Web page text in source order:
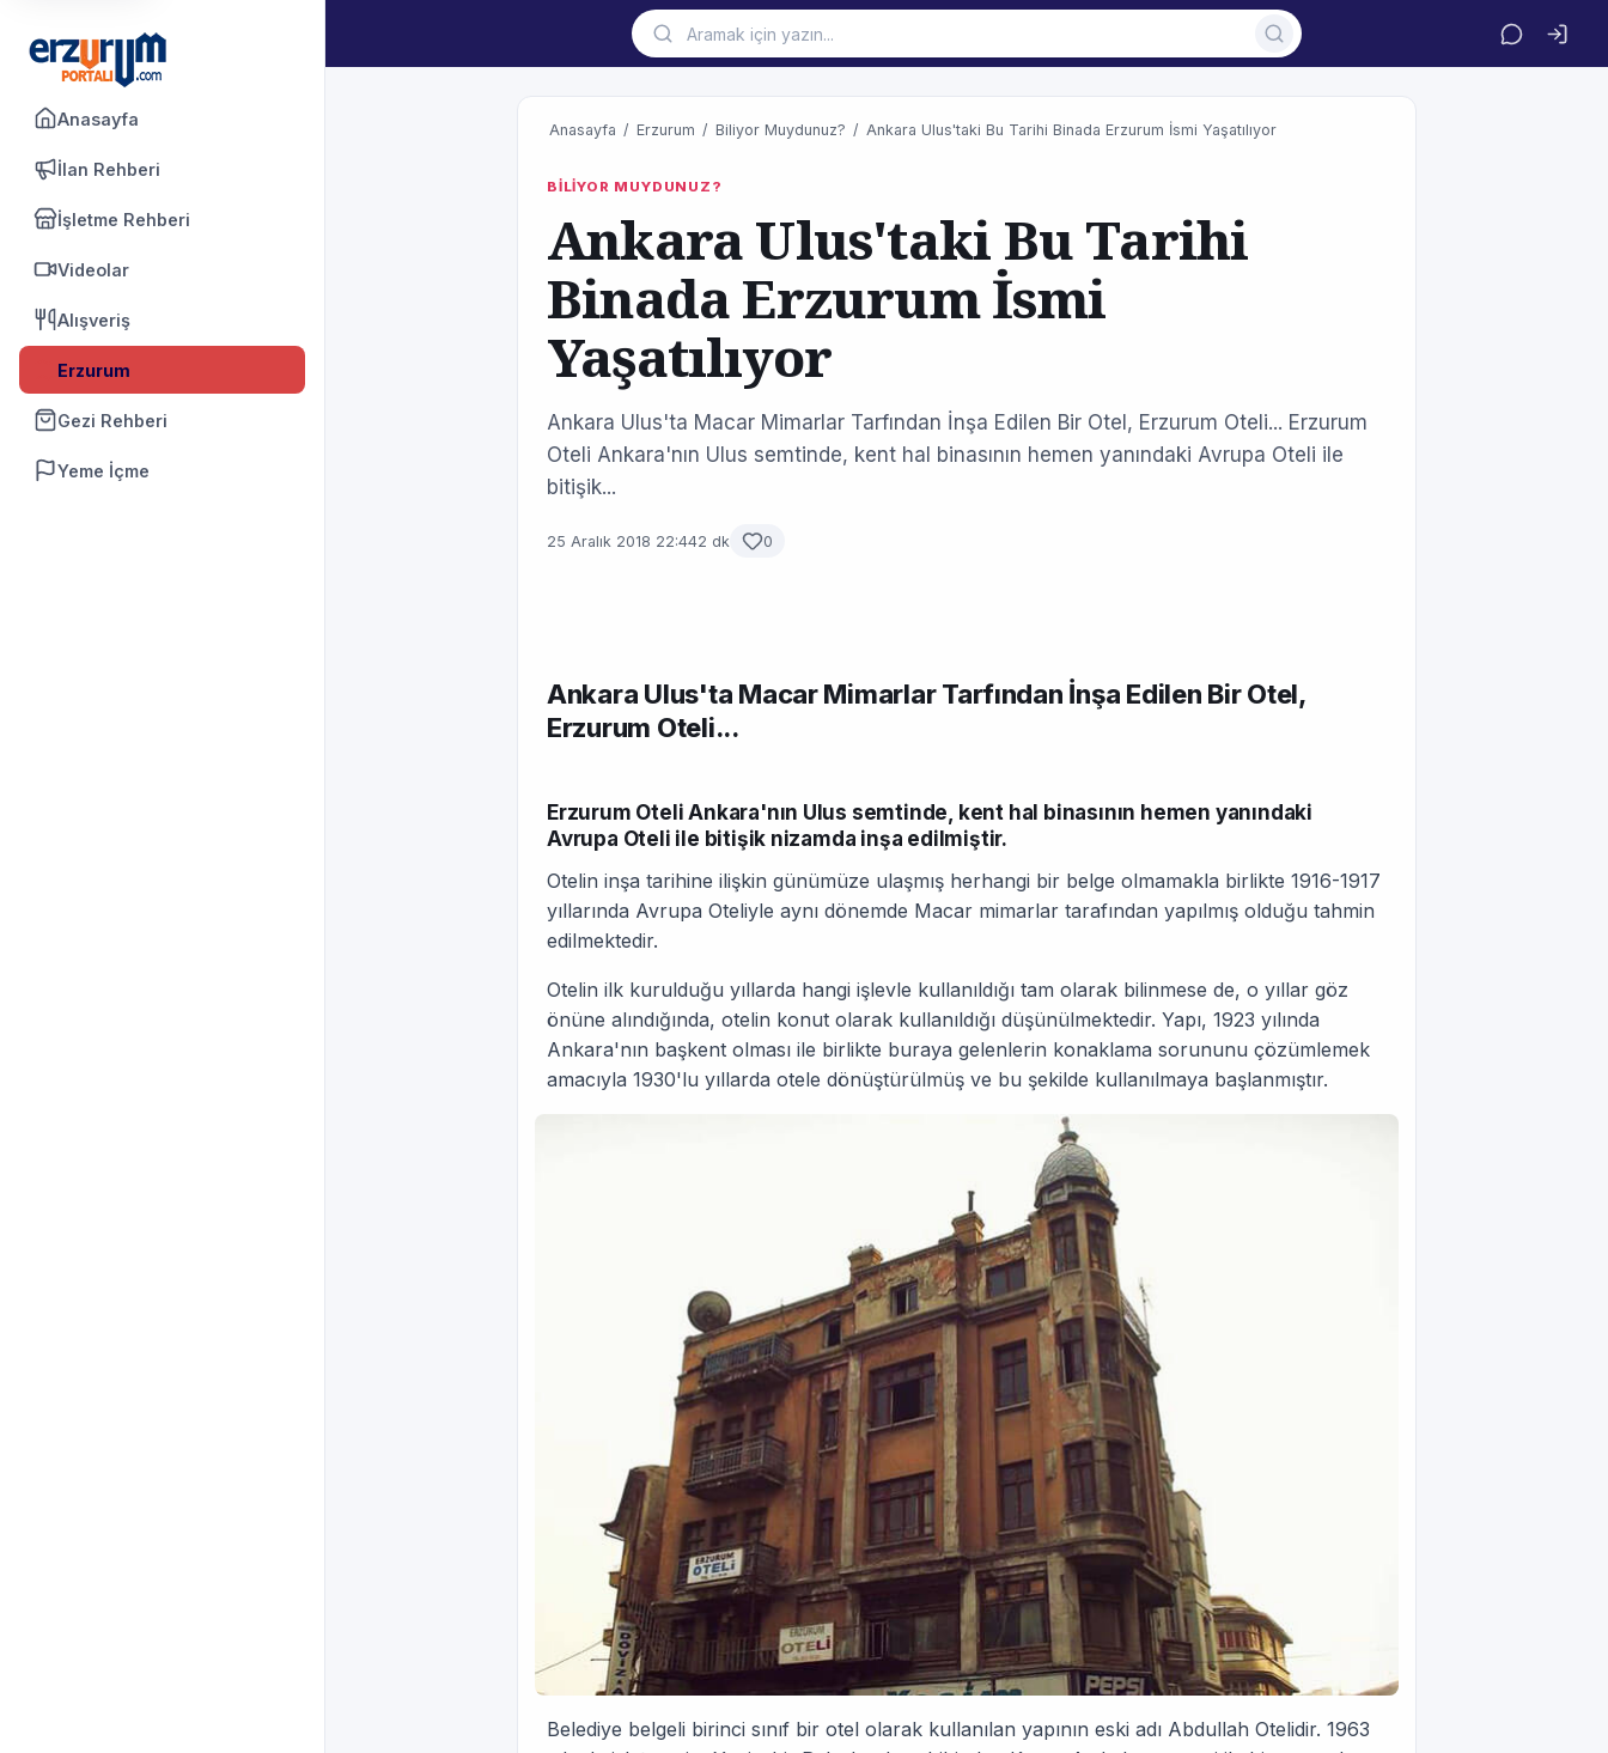
Anasayfa
İlan Rehberi
İşletme Rehberi
Videolar
Alışveriş
Erzurum
Gezi Rehberi
Yeme İçme
Anasayfa / Erzurum / Biliyor Muydunuz? / Ankara Ulus'taki Bu Tarihi Binada Erzurum İsmi Yaşatılıyor
BİLİYOR MUYDUNUZ?
Ankara Ulus'taki Bu Tarihi
Binada Erzurum İsmi
Yaşatılıyor
Ankara Ulus'ta Macar Mimarlar Tarfından İnşa Edilen Bir Otel, Erzurum Oteli... Erzurum
Oteli Ankara'nın Ulus semtinde, kent hal binasının hemen yanındaki Avrupa Oteli ile
bitişik...
25 Aralık 2018 22:442 dk 0
Ankara Ulus'ta Macar Mimarlar Tarfından İnşa Edilen Bir Otel,
Erzurum Oteli...
Erzurum Oteli Ankara'nın Ulus semtinde, kent hal binasının hemen yanındaki
Avrupa Oteli ile bitişik nizamda inşa edilmiştir.
Otelin inşa tarihine ilişkin günümüze ulaşmış herhangi bir belge olmamakla birlikte 1916-1917
yıllarında Avrupa Oteliyle aynı dönemde Macar mimarlar tarafından yapıl­mış olduğu tahmin
edilmektedir.
Otelin ilk kurulduğu yıllarda hangi işlevle kullanıldığı tam olarak bilinmese de, o yıllar göz
önüne alındığında, ote­lin konut olarak kullanıldığı düşünülmektedir. Yapı, 1923 yılında
Ankara'nın başkent olması ile birlikte buraya gelen­lerin konaklama sorununu çözümlemek
amacıyla 1930'lu yıllarda otele dönüştürülmüş ve bu şekilde kullanılmaya başlanmıştır.
Belediye belgeli birinci sınıf bir otel olarak kullanılan yapının eski adı Abdullah Otelidir. 1963